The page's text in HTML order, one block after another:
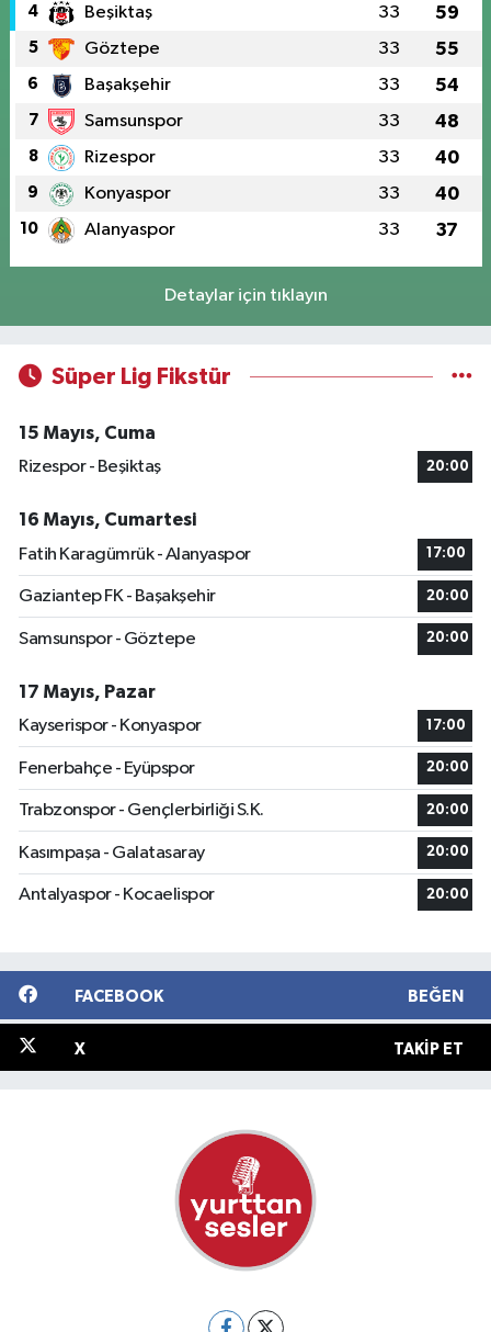
4 Beşiktaş 33 59
5 Göztepe 33 55
6 Başakşehir 33 54
7 Samsunspor 33 48
8 Rizespor 33 40
9 Konyaspor 33 40
10 Alanyaspor 33 37
Detaylar için tıklayın
Süper Lig Fikstür
15 Mayıs, Cuma
Rizespor - Beşiktaş
20:00
16 Mayıs, Cumartesi
Fatih Karagümrük - Alanyaspor
17:00
Gaziantep FK - Başakşehir 20:00
Samsunspor - Göztepe 20:00
17 Mayıs, Pazar
Kayserispor - Konyaspor
17:00
Fenerbahçe - Eyüpspor 20:00
Trabzonspor - Gençlerbirliği S.K. 20:00
Kasımpaşa - Galatasaray 20:00
Antalyaspor - Kocaelispor 20:00
FACEBOOK BEĞEN
X TAKIP ET